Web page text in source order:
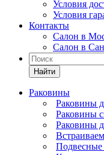
Условия
Условия
Контакты
Салон в
Салон в
Найти
Раковины
Раковины
Раковины
Раковины